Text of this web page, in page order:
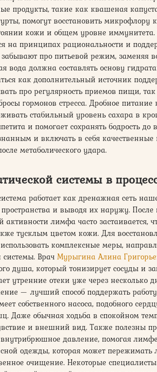
продукты, такие как квашеная
помогут восстановить
кожи и общем уровне
на принципах рациональности и
про питьевой режим, заменяя
вода должна составлять основу
как дополнительный источник
про регулярность приемов пищи,
гормонов стресса. Дробное
стабильный уровень сахара в
и помогает сохранять бодрость
и включать в себя
метаболического удара.
системы в
работает как дренажная сеть
и выводя их наружу. После
лимфа часто застаивается,
тусклым цветом кожи. Для
комплексные меры,
Врач Мурыгина Алина
душа, который тонизирует сосуды и
утренние отеки уже через несколько
— лучший способ поддержать
собственного насоса, подобного
Даже обычная ходьба в спокойном
и внешний вид. Также полезны
давление, помогая
одежды, которая может
очищение. Некоторые